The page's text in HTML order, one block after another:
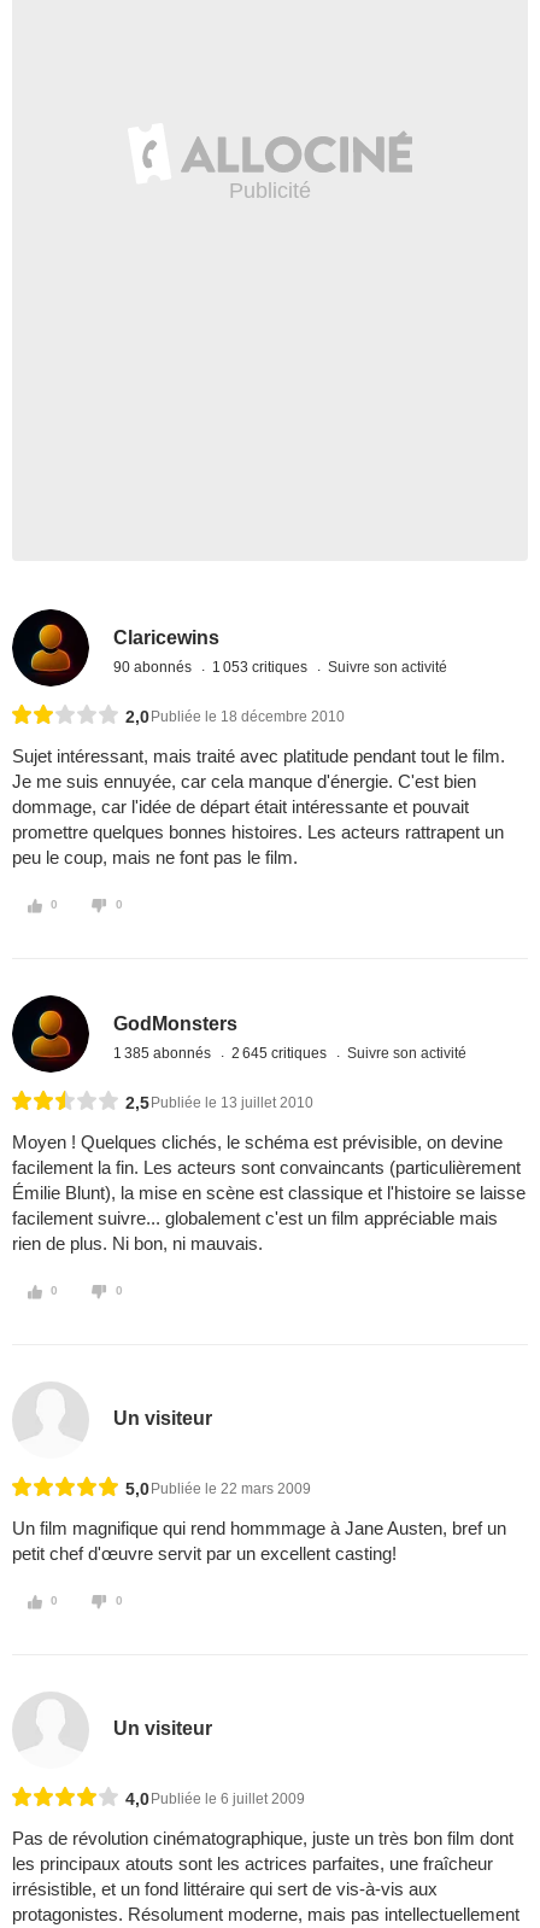
Claricewins
90 abonnés 1 053 critiques Suivre son activité
2,0 Publiée le 18 décembre 2010
Sujet intéressant, mais traité avec platitude pendant tout le film.
Je me suis ennuyée, car cela manque d'énergie. C'est bien
dommage, car l'idée de départ était intéressante et pouvait
promettre quelques bonnes histoires. Les acteurs rattrapent un
peu le coup, mais ne font pas le film.
0 0
GodMonsters
1 385 abonnés 2 645 critiques Suivre son activité
2,5 Publiée le 13 juillet 2010
Moyen ! Quelques clichés, le schéma est prévisible, on devine
facilement la fin. Les acteurs sont convaincants (particulièrement
Émilie Blunt), la mise en scène est classique et l'histoire se laisse
facilement suivre... globalement c'est un film appréciable mais
rien de plus. Ni bon, ni mauvais.
0 0
Un visiteur
5,0 Publiée le 22 mars 2009
Un film magnifique qui rend hommmage à Jane Austen, bref un
petit chef d'œuvre servit par un excellent casting!
0 0
Un visiteur
4,0 Publiée le 6 juillet 2009
Pas de révolution cinématographique, juste un très bon film dont
les principaux atouts sont les actrices parfaites, une fraîcheur
irrésistible, et un fond littéraire qui sert de vis-à-vis aux
protagonistes. Résolument moderne, mais pas intellectuellement